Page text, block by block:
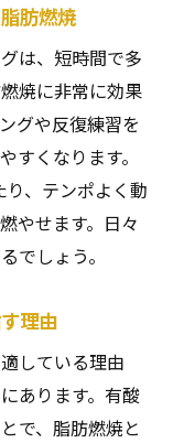
イエットが
いを比較して
ョンを保つ
クシングの
シング継続
体づくり
ング環境が充
肪燃焼
は、短時間で多
焼に非常に効果
グや反復練習を
すくなります。
、テンポよく動
やせます。日々
でしょう。
理由
している理由
あります。有酸
で、脂肪燃焼と